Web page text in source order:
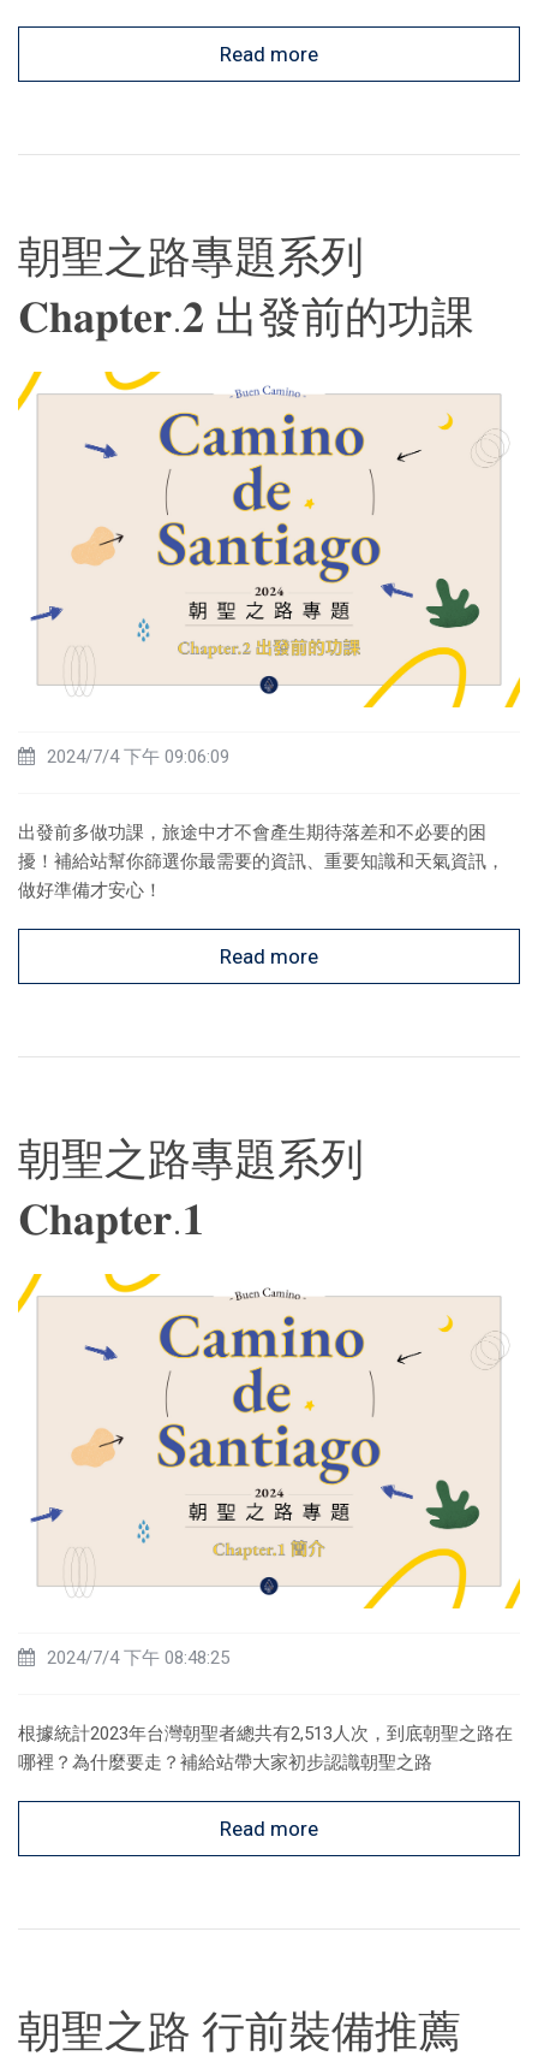
Read more
朝聖之路專題系列
𝐂𝐡𝐚𝐩𝐭𝐞𝐫.𝟐 出發前的功課
2024/7/4 下午 09:06:09
出發前多做功課，旅途中才不會產生期待落差和不必要的困
擾！補給站幫你篩選你最需要的資訊、重要知識和天氣資訊，
做好準備才安心！
Read more
朝聖之路專題系列
𝐂𝐡𝐚𝐩𝐭𝐞𝐫.𝟏
2024/7/4 下午 08:48:25
根據統計2023年台灣朝聖者總共有2,513人次，到底朝聖之路在
哪裡？為什麼要走？補給站帶大家初步認識朝聖之路
Read more
朝聖之路 行前裝備推薦